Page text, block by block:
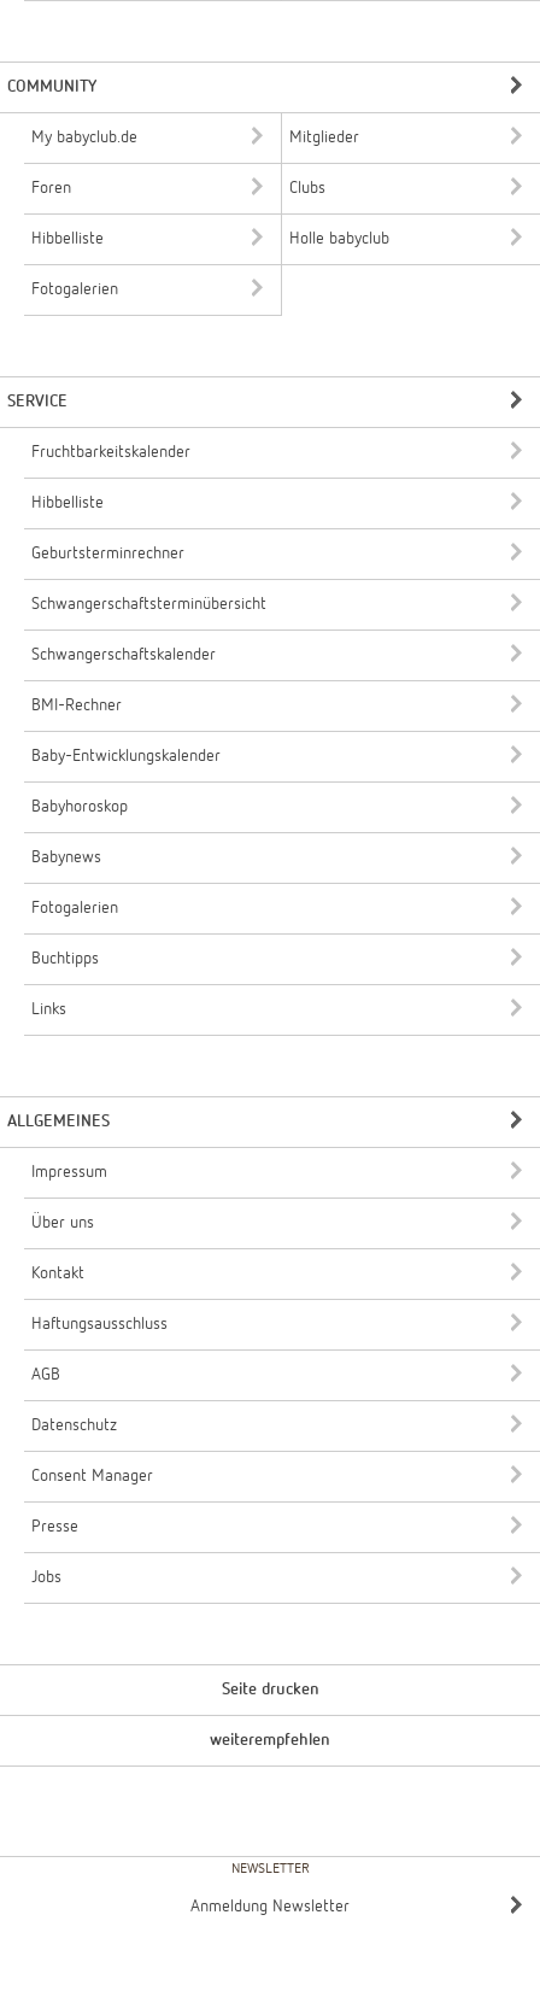
COMMUNITY
My babyclub.de Mitglieder
Foren Clubs
Hibbelliste Holle babyclub
Fotogalerien
SERVICE
Fruchtbarkeitskalender
Hibbelliste
Geburtsterminrechner
Schwangerschaftsterminübersicht
Schwangerschaftskalender
BMI-Rechner
Baby-Entwicklungskalender
Babyhoroskop
Babynews
Fotogalerien
Buchtipps
Links
ALLGEMEINES
Impressum
Über uns
Kontakt
Haftungsausschluss
AGB
Datenschutz
Consent Manager
Presse
Jobs
Seite drucken
weiterempfehlen
NEWSLETTER
Anmeldung Newsletter